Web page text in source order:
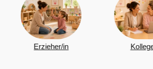
Kollegen Oma